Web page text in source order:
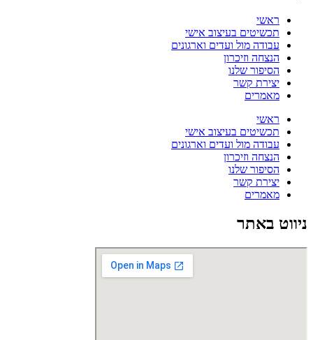
ראשי
תכשיטים בעיצוב אישי
עבודה מול ועדים וארגונים
הנצחה וזיכרון
הסיפור שלנו
יצירת קשר
מאמרים
ראשי
תכשיטים בעיצוב אישי
עבודה מול ועדים וארגונים
הנצחה וזיכרון
הסיפור שלנו
יצירת קשר
מאמרים
ניווט באתר